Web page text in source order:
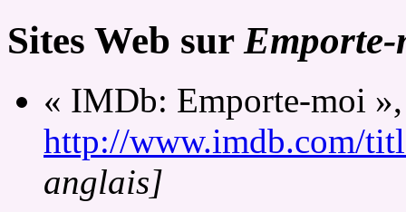
Sites Web sur Emporte-
« IMDb: Emporte-moi
http://www.imdb.com/
anglais]